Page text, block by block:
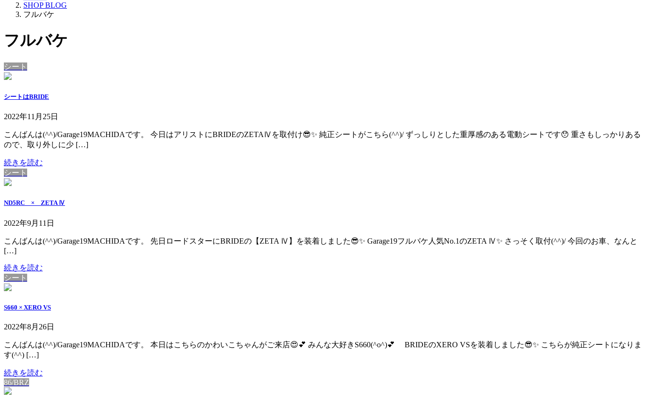
SHOP BLOG
フルバケ
フルバケ
シート
シートはBRIDE
2022年11月25日
こんばんは(^^)/Garage19MACHIDAです。 今日はアリストにBRIDEのZETAⅣを取付け😎✨ 純正シートがこちら(^^)/ ずっしりとした重厚感のある電動シートです😯 重さもしっかりある
ので、取り外しに少 […]
続きを読む
シート
ND5RC × ZETA Ⅳ
2022年9月11日
こんばんは(^^)/Garage19MACHIDAです。 先日ロードスターにBRIDEの【ZETA Ⅳ】を装着しました😎✨ Garage19フルバケ人気No.1のZETA Ⅳ✨ さっそく取付(^^)/ 今回のお車、なんと
[…]
続きを読む
シート
S660 × XERO VS
2022年8月26日
こんばんは(^^)/Garage19MACHIDAです。 本日はこちらのかわいこちゃんがご来店😍💕 みんな大好きS660(^o^)💕 BRIDEのXERO VSを装着しました😎✨ こちらが純正シートになりま
す(^^) […]
続きを読む
86/BRZ